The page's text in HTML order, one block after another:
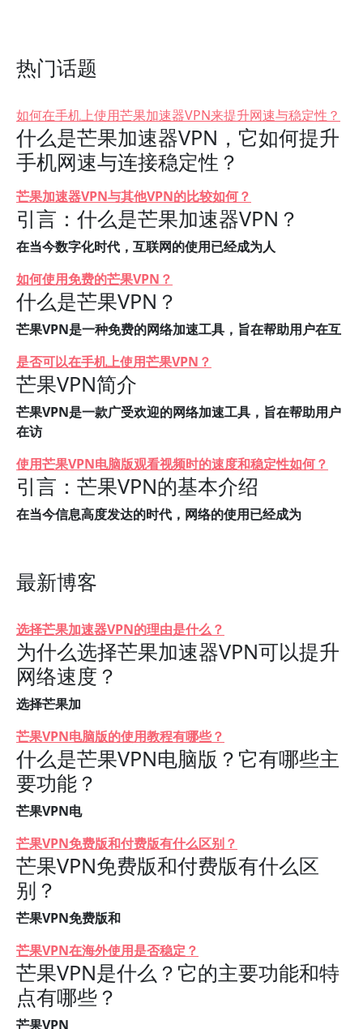
热门话题
如何在手机上使用芒果加速器VPN来提升网速与稳定性？
什么是芒果加速器VPN，它如何提升
手机网速与连接稳定性？
芒果加速器VPN与其他VPN的比较如何？
引言：什么是芒果加速器VPN？
在当今数字化时代，互联网的使用已经成为人
如何使用免费的芒果VPN？
什么是芒果VPN？
芒果VPN是一种免费的网络加速工具，旨在帮助用户在互
是否可以在手机上使用芒果VPN？
芒果VPN简介
芒果VPN是一款广受欢迎的网络加速工具，旨在帮助用户
在访
使用芒果VPN电脑版观看视频时的速度和稳定性如何？
引言：芒果VPN的基本介绍
在当今信息高度发达的时代，网络的使用已经成为
最新博客
选择芒果加速器VPN的理由是什么？
为什么选择芒果加速器VPN可以提升
网络速度？
选择芒果加
芒果VPN电脑版的使用教程有哪些？
什么是芒果VPN电脑版？它有哪些主
要功能？
芒果VPN电
芒果VPN免费版和付费版有什么区别？
芒果VPN免费版和付费版有什么区
别？
芒果VPN免费版和
芒果VPN在海外使用是否稳定？
芒果VPN是什么？它的主要功能和特
点有哪些？
芒果VPN